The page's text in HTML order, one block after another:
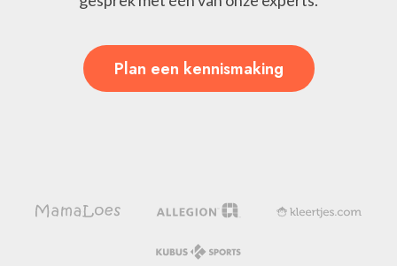
Plan een kennismaking